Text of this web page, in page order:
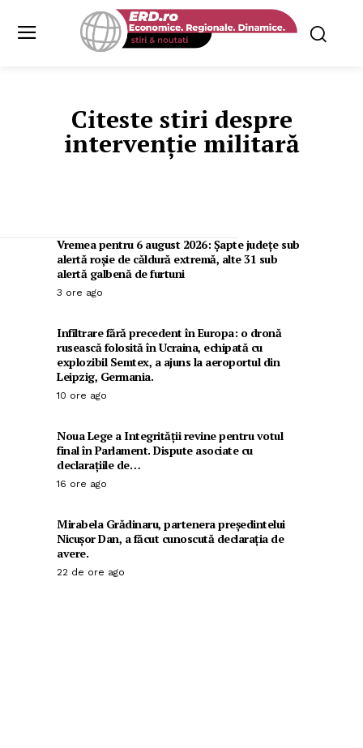
Citeste stiri despre
intervenție militară
Vremea pentru 6 august 2026: Șapte județe sub
alertă roșie de căldură extremă, alte 31 sub
alertă galbenă de furtuni
3 ore ago
Infiltrare fără precedent în Europa: o dronă
rusească folosită în Ucraina, echipată cu
explozibil Semtex, a ajuns la aeroportul din
Leipzig, Germania.
10 ore ago
Noua Lege a Integrității revine pentru votul
final în Parlament. Dispute asociate cu
declarațiile de…
16 ore ago
Mirabela Grădinaru, partenera președintelui
Nicușor Dan, a făcut cunoscută declarația de
avere.
22 de ore ago